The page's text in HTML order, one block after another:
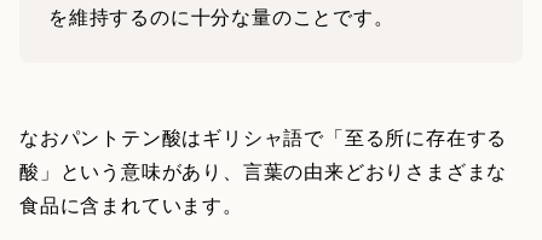
を維持するのに十分な量のことです。
なおパントテン酸はギリシャ語で「至る所に存在する
酸」という意味があり、言葉の由来どおりさまざまな
食品に含まれています。